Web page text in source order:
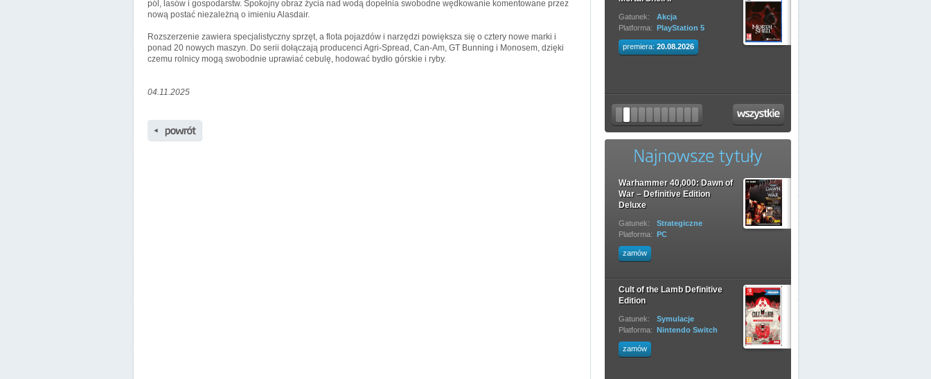
pól, lasów i gospodarstw. Spokojny obraz życia nad wodą dopełnia swobodne wędkowanie komentowane przez
nową postać niezależną o imieniu Alasdair.
Rozszerzenie zawiera specjalistyczny sprzęt, a flota pojazdów i narzędzi powiększa się o cztery nowe marki i
ponad 20 nowych maszyn. Do serii dołączają producenci Agri-Spread, Can-Am, GT Bunning i Monosem, dzięki
czemu rolnicy mogą swobodnie uprawiać cebulę, hodować bydło górskie i ryby.
04.11.2025
Gatunek:
Akcja
Platforma: PlayStation 5
premiera: 20.08.2026
Warhammer 40,000: Dawn of
War – Definitive Edition
Deluxe
Gatunek:
Strategiczne
Platforma: PC
zamów
Cult of the Lamb Definitive
Edition
Gatunek:
Symulacje
Platforma: Nintendo Switch
zamów